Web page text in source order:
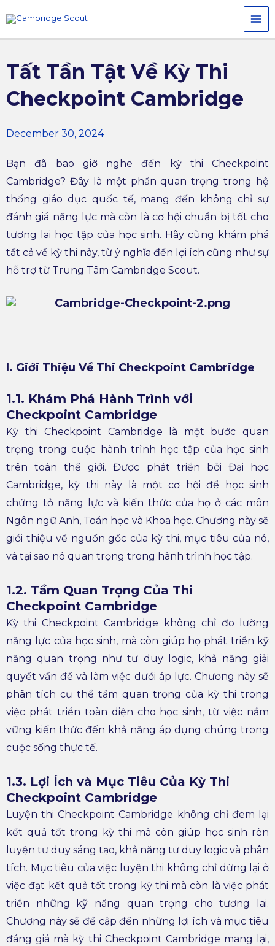
to
content
Tất Tần Tật Về Kỳ Thi
Checkpoint Cambridge
December 30, 2024
Bạn đã bao giờ nghe đến kỳ thi Checkpoint
Cambridge? Đây là một phần quan trọng trong hệ
thống giáo dục quốc tế, mang đến không chỉ sự
đánh giá năng lực mà còn là cơ hội chuẩn bị tốt cho
tương lai học tập của học sinh. Hãy cùng khám phá
tất cả về kỳ thi này, từ ý nghĩa đến lợi ích cũng như sự
hỗ trợ từ Trung Tâm Cambridge Scout.
I. Giới Thiệu Về Thi Checkpoint Cambridge
1.1. Khám Phá Hành Trình với
Checkpoint Cambridge
Kỳ thi Checkpoint Cambridge là một bước quan
trọng trong cuộc hành trình học tập của học sinh
trên toàn thế giới. Được phát triển bởi Đại học
Cambridge, kỳ thi này là một cơ hội để học sinh
chứng tỏ năng lực và kiến thức của họ ở các môn
Ngôn ngữ Anh, Toán học và Khoa học. Chương này sẽ
giới thiệu về nguồn gốc của kỳ thi, mục tiêu của nó,
và tại sao nó quan trọng trong hành trình học tập.
1.2. Tầm Quan Trọng Của Thi
Checkpoint Cambridge
Kỳ thi Checkpoint Cambridge không chỉ đo lường
năng lực của học sinh, mà còn giúp họ phát triển kỹ
năng quan trọng như tư duy logic, khả năng giải
quyết vấn đề và làm việc dưới áp lực. Chương này sẽ
phân tích cụ thể tầm quan trọng của kỳ thi trong
việc phát triển toàn diện cho học sinh, từ việc nắm
vững kiến thức đến khả năng áp dụng chúng trong
cuộc sống thực tế.
1.3. Lợi Ích và Mục Tiêu Của Kỳ Thi
Checkpoint Cambridge
Luyện thi Checkpoint Cambridge không chỉ đem lại
kết quả tốt trong kỳ thi mà còn giúp học sinh rèn
luyện tư duy sáng tạo, khả năng tư duy logic và phân
tích. Mục tiêu của việc luyện thi không chỉ dừng lại ở
việc đạt kết quả tốt trong kỳ thi mà còn là việc phát
triển những kỹ năng quan trọng cho tương lai.
Chương này sẽ đề cập đến những lợi ích và mục tiêu
đáng giá mà kỳ thi Checkpoint Cambridge mang lại,